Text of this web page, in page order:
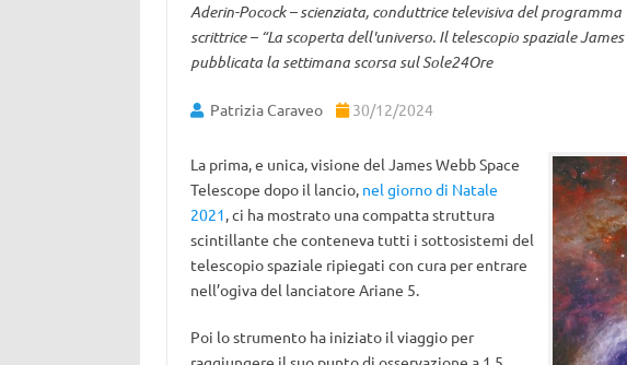
Aderin-Pocock – scienziata, conduttrice televisiva del programma
scrittrice – “La scoperta dell'universo. Il telescopio spaziale
pubblicata la settimana scorsa sul Sole24Ore
Patrizia Caraveo 30/12/2024
La prima, e unica, visione del James Webb Space
Telescope dopo il lancio, nel giorno di Natale
2021, ci ha mostrato una compatta struttura
scintillante che conteneva tutti i sottosistemi del
telescopio spaziale ripiegati con cura per entrare
nell’ogiva del lanciatore Ariane 5.
Poi lo strumento ha iniziato il viaggio per